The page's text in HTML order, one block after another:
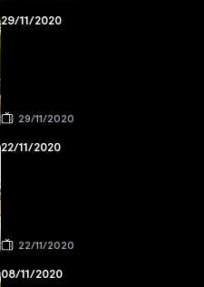
29/11/2020
29/11/2020
22/11/2020
22/11/2020
08/11/2020